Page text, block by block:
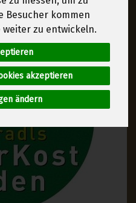
Besucher kommen
zu entwickeln.
akzeptieren
ändern